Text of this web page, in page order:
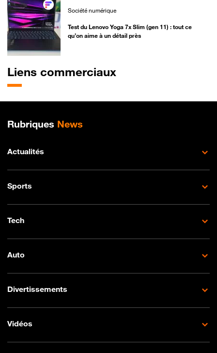
Société numérique
Test du Lenovo Yoga 7x Slim (gen 11) : tout ce
qu’on aime à un détail près
Liens commerciaux
Plan de site
Rubriques News
Actualités
Sports
Tech
Auto
Divertissements
Vidéos